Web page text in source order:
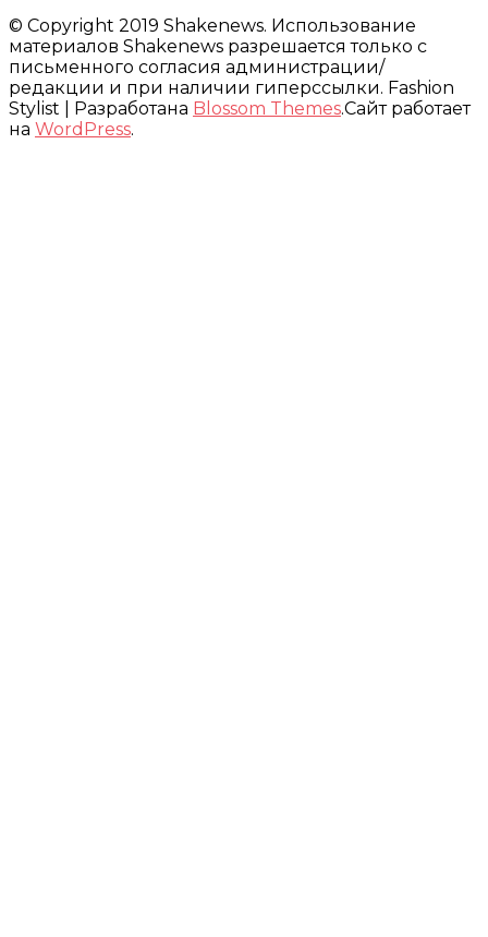
© Copyright 2019 Shakenews. Использование
материалов Shakenews разрешается только с
письменного согласия администрации/
редакции и при наличии гиперссылки. Fashion
Stylist | Разработана Blossom Themes.Сайт работает
на WordPress.